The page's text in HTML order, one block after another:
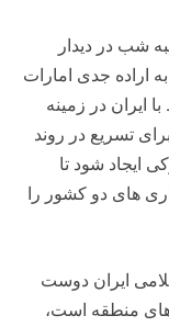
شب در دیدار
اراده جدی امارات
ایران در زمینه
تسریع در روند
ایجاد شود تا
های دو کشور را
ایران دوست
منطقه است،